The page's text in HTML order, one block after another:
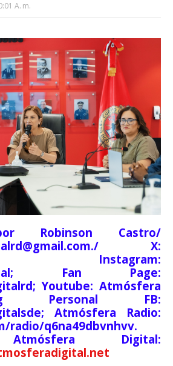
A. M.
Robinson Castro/
X:
Instagram:
Fan Page:
Youtube: Atmósfera
Personal FB:
Atmósfera Radio:
radio/q6na49dbvnhvv.
Digital: